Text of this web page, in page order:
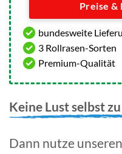
Preise
bundesweite
3 Rollrasen-Sorten
Premium-Qualität
Keine Lust selbst
Dann nutze